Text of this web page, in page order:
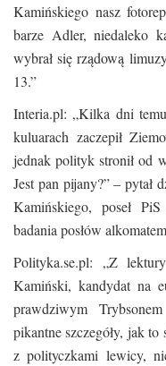
Kamińskiego nasz
barze Adler, niedaleko
wybrał się rządową
13.”
Interia.pl: „Kilka dni
kuluarach zaczepił
jednak polityk stronił od
Jest pan pijany?” – pytał
Kamińskiego, poseł
badania posłów
Polityka.se.pl: „Z
Kamiński, kandydat na
prawdziwym
pikantne szczegóły, jak
z polityczkami lewicy,